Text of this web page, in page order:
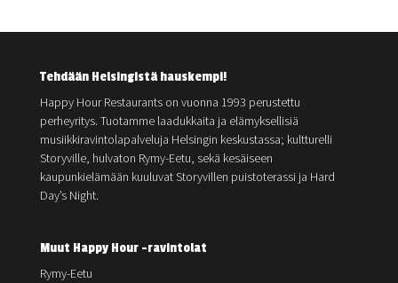
Tehdään Helsingistä hauskempi!
Happy Hour Restaurants on vuonna 1993 perustettu
perheyritys. Tuotamme laadukkaita ja elämyksellisiä
musiikkiravintolapalveluja Helsingin keskustassa; kultturelli
Storyville, hulvaton Rymy-Eetu, sekä kesäiseen
kaupunkielämään kuuluvat Storyvillen puistoterassi ja Hard
Day’s Night.
Muut Happy Hour -ravintolat
Rymy-Eetu